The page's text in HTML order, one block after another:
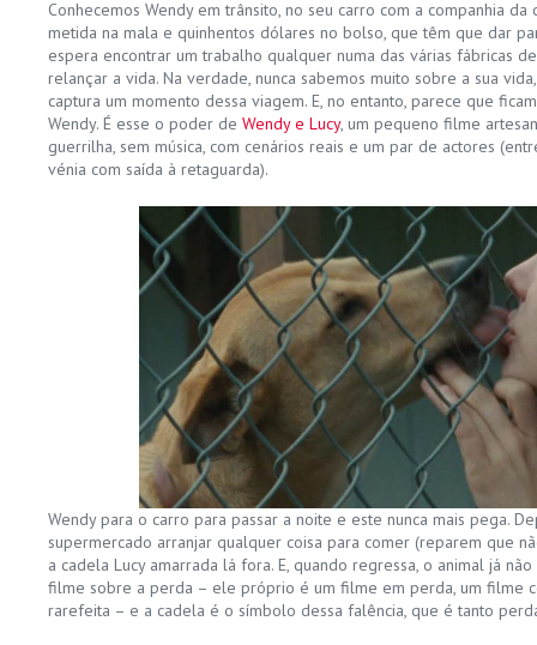
Conhecemos Wendy em trânsito, no seu carro com a companhia da
metida na mala e quinhentos dólares no bolso, que têm que dar
espera encontrar um trabalho qualquer numa das várias fábricas
relançar a vida. Na verdade, nunca sabemos muito sobre a sua
captura um momento dessa viagem. E, no entanto, parece que
Wendy. É esse o poder de Wendy e Lucy, um pequeno filme
guerrilha, sem música, com cenários reais e um par de actores
vénia com saída à retaguarda).
Wendy para o carro para passar a noite e este nunca mais pega.
supermercado arranjar qualquer coisa para comer (reparem que
a cadela Lucy amarrada lá fora. E, quando regressa, o animal já
filme sobre a perda – ele próprio é um filme em perda, um filme
rarefeita – e a cadela é o símbolo dessa falência, que é tanto